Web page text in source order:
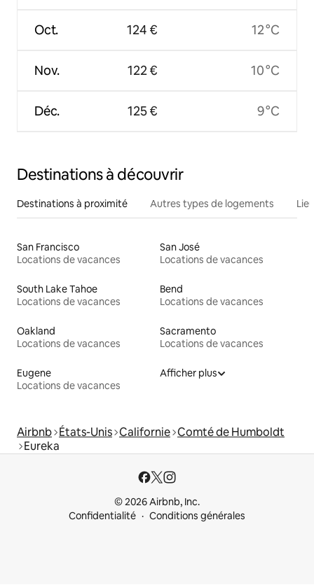
Oct.
Nov.
Déc.
124 €
122 €
125 €
12 °C
10 °C
9 °C
Destinations à découvrir
Destinations à proximité Autres types de logements
San Francisco
Locations de vacances
San José
Locations de vacances
South Lake Tahoe
Locations de vacances
Bend
Locations de vacances
Oakland
Locations de vacances
Sacramento
Locations de vacances
Eugene
Locations de vacances
Afficher plus
Airbnb États-Unis Californie Comté de Humboldt
Eureka
© 2026 Airbnb, Inc.
Confidentialité
Conditions générales